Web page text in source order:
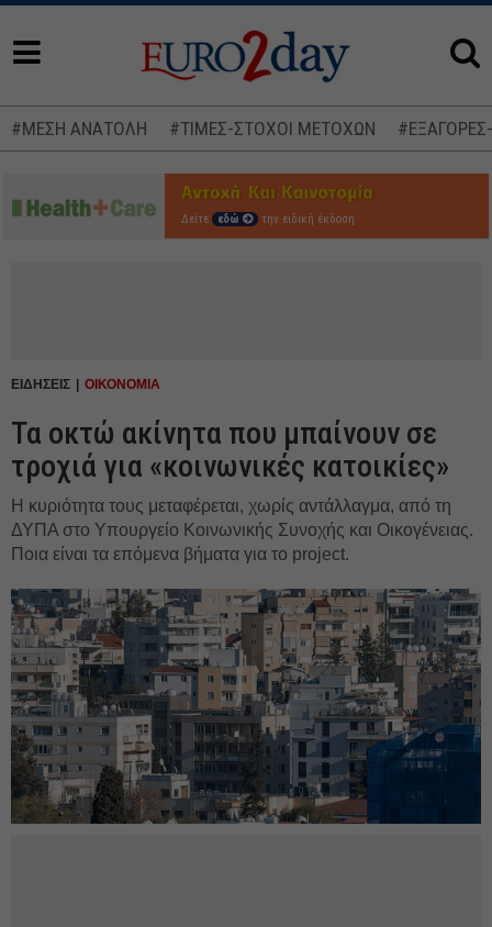
#ΜΕΣΗ ΑΝΑΤΟΛΗ #ΤΙΜΕΣ-ΣΤΟΧΟΙ ΜΕΤΟΧΩΝ
Δείτε εδώ την ειδική έκδοση
ΕΙΔΗΣΕΙΣ ΟΙΚΟΝΟΜΙΑ
Τα οκτώ ακίνητα που μπαίνουν σε
τροχιά για «κοινωνικές κατοικίες»
Η κυριότητα τους μεταφέρεται, χωρίς αντάλλαγμα, από τη
ΔΥΠΑ στο Υπουργείο Κοινωνικής Συνοχής και Οικογένειας.
Ποια είναι τα επόμενα βήματα για το project.